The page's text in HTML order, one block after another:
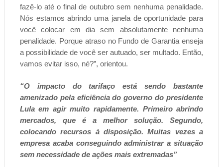
fazê-lo até o final de outubro sem nenhuma penalidade.
Nós estamos abrindo uma janela de oportunidade para
você colocar em dia sem absolutamente nenhuma
penalidade. Porque atraso no Fundo de Garantia enseja
a possibilidade de você ser autuado, ser multado. Então,
vamos evitar isso, né?”, orientou.
“O impacto do tarifaço está sendo bastante
amenizado pela eficiência do governo do presidente
Lula em agir muito rapidamente. Primeiro abrindo
mercados, que é a melhor solução. Segundo,
colocando recursos à disposição. Muitas vezes a
empresa acaba conseguindo administrar a situação
sem necessidade de ações mais extremadas”